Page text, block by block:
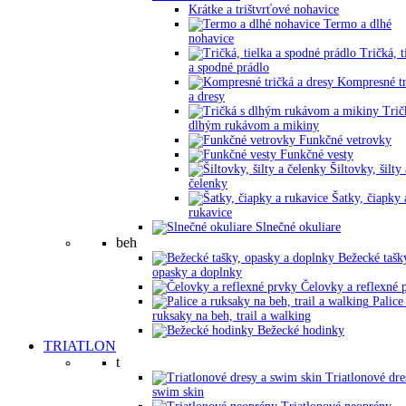
Krátke a trištvrťové nohavice
Termo a dlhé
nohavice
Tričká,
a spodné prádlo
Kompresné
a dresy
dlhým rukávom a mikiny
Funkčné vetrovky
Funkčné vesty
Šiltovky, šilty
čelenky
Šatky, čiapky
rukavice
Slnečné okuliare
beh
Bežecké
opasky a doplnky
Čelovky a reflexné
Palice
ruksaky na beh, trail a walking
Bežecké hodinky
TRIATLON
t
Triatlonové
swim skin